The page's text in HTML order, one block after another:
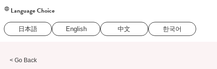
Language Choice
日本語 English 中文 한국어
< Go Back